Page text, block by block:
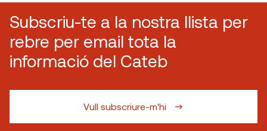
Subscriu-te a la nostra llista per
rebre per email tota la
informació del Cateb
Vull subscriure-m'hi